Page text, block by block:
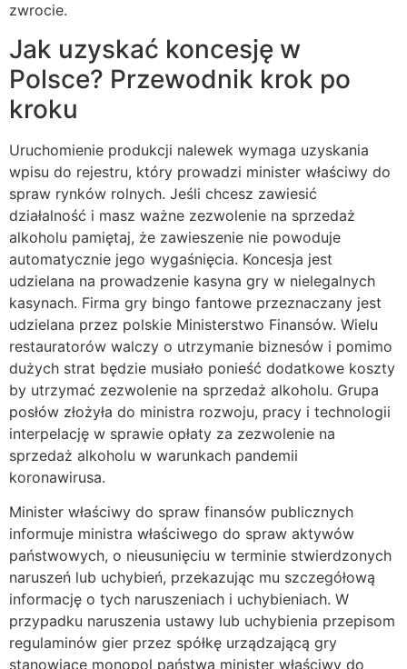
zwrocie.
Jak uzyskać koncesję w
Polsce? Przewodnik krok po
kroku
Uruchomienie produkcji nalewek wymaga uzyskania
wpisu do rejestru, który prowadzi minister właściwy do
spraw rynków rolnych. Jeśli chcesz zawiesić
działalność i masz ważne zezwolenie na sprzedaż
alkoholu pamiętaj, że zawieszenie nie powoduje
automatycznie jego wygaśnięcia. Koncesja jest
udzielana na prowadzenie kasyna gry w nielegalnych
kasynach. Firma gry bingo fantowe przeznaczany jest
udzielana przez polskie Ministerstwo Finansów. Wielu
restauratorów walczy o utrzymanie biznesów i pomimo
dużych strat będzie musiało ponieść dodatkowe koszty
by utrzymać zezwolenie na sprzedaż alkoholu. Grupa
posłów złożyła do ministra rozwoju, pracy i technologii
interpelację w sprawie opłaty za zezwolenie na
sprzedaż alkoholu w warunkach pandemii
koronawirusa.
Minister właściwy do spraw finansów publicznych
informuje ministra właściwego do spraw aktywów
państwowych, o nieusunięciu w terminie stwierdzonych
naruszeń lub uchybień, przekazując mu szczegółową
informację o tych naruszeniach i uchybieniach. W
przypadku naruszenia ustawy lub uchybienia przepisom
regulaminów gier przez spółkę urządzającą gry
stanowiące monopol państwa minister właściwy do